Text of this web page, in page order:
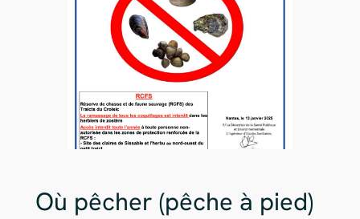
Où pêcher (pêche à pied)